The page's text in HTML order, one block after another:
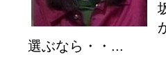
選ぶなら・・...